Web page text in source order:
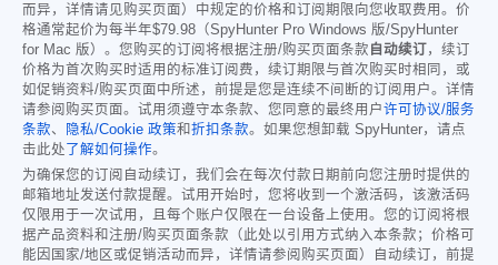
而异，详情请见购买页面）中规定的价格和订阅期限向您收取费用。价
格通常起价为每半年$79.98 （SpyHunter Pro Windows 版/SpyHunter
for Mac 版）。您购买的订阅将根据注册/购买页面条款 自动续订，续订
价格为首次购买时适用的标准订阅费，续订期限与首次购买时相同，或
如促销资料/购买页面中所述，前提是您是连续不间断的订阅用户。详情
请参阅购买页面。试用须遵守本条款、您同意的最终用户许可协议/服务
条款、 隐私/Cookie 政策和折扣条款。如果您想卸载 SpyHunter，请点
击此处了解如何操作。
为确保您的订阅自动续订，我们会在每次付款日期前向您注册时提供的
邮箱地址发送付款提醒。试用开始时，您将收到一个激活码，该激活码
仅限用于一次试用，且每个账户仅限在一台设备上使用。您的订阅将根
据产品资料和注册/购买页面条款（此处以引用方式纳入本条款；价格可
能因国家/地区或促销活动而异，详情请参阅购买页面）自动续订，前提